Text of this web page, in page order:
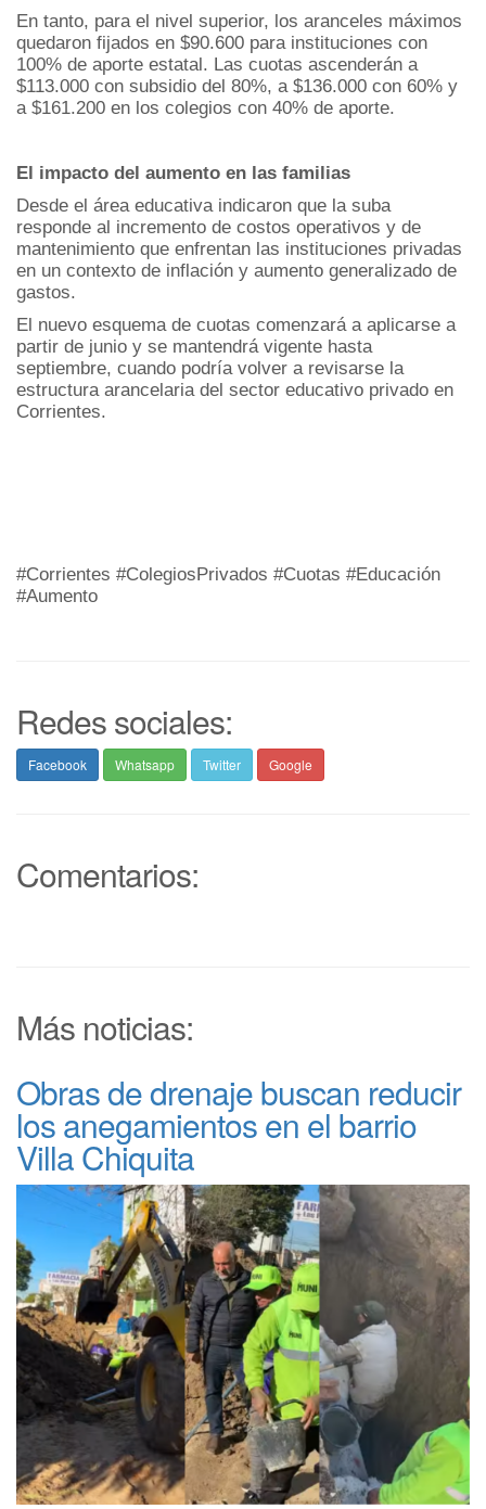
En tanto, para el nivel superior, los aranceles máximos
quedaron fijados en $90.600 para instituciones con
100% de aporte estatal. Las cuotas ascenderán a
$113.000 con subsidio del 80%, a $136.000 con 60% y
a $161.200 en los colegios con 40% de aporte.
El impacto del aumento en las familias
Desde el área educativa indicaron que la suba
responde al incremento de costos operativos y de
mantenimiento que enfrentan las instituciones privadas
en un contexto de inflación y aumento generalizado de
gastos.
El nuevo esquema de cuotas comenzará a aplicarse a
partir de junio y se mantendrá vigente hasta
septiembre, cuando podría volver a revisarse la
estructura arancelaria del sector educativo privado en
Corrientes.
#Corrientes #ColegiosPrivados #Cuotas #Educación
#Aumento
Redes sociales:
Facebook Whatsapp Twitter Google
Comentarios:
Más noticias:
Obras de drenaje buscan reducir
los anegamientos en el barrio
Villa Chiquita